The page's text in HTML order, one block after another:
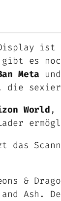
ist
es
Meta
sexier
World ,
&
and Ash.